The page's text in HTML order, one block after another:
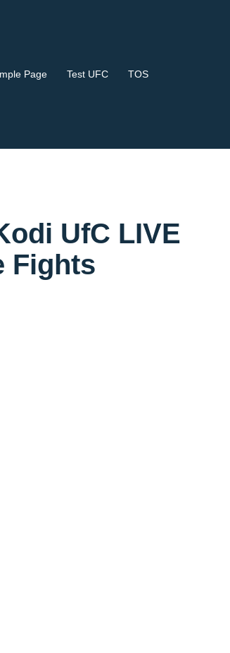
Page Test UFC TOS
UfC LIVE
Fights